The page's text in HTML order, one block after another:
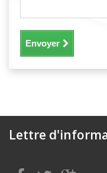
Envoyer
Lettre